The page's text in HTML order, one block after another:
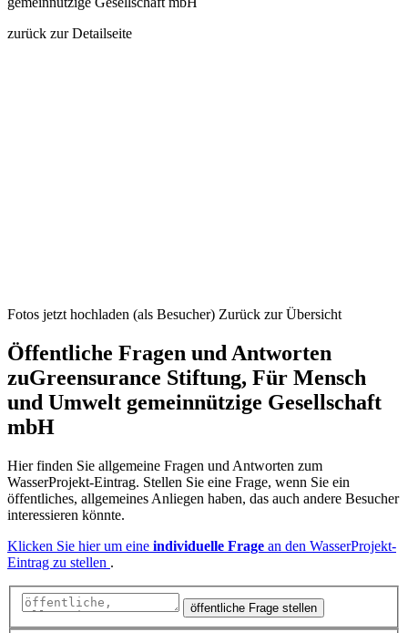
zurück zur Detailseite
Fotos jetzt hochladen (als Besucher) Zurück zur Übersicht
Öffentliche Fragen und Antworten
zuGreensurance Stiftung, Für Mensch
und Umwelt gemeinnützige Gesellschaft
mbH
Hier finden Sie allgemeine Fragen und Antworten zum
WasserProjekt-Eintrag. Stellen Sie eine Frage, wenn Sie ein
öffentliches, allgemeines Anliegen haben, das auch andere Besucher
interessieren könnte.
Klicken Sie hier um eine individuelle Frage an den WasserProjekt-
Eintrag zu stellen .
öffentliche Frage stellen